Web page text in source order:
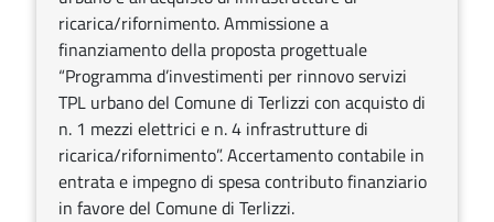
ricarica/rifornimento. Ammissione a
finanziamento della proposta progettuale
“Programma d’investimenti per rinnovo servizi
TPL urbano del Comune di Terlizzi con acquisto di
n. 1 mezzi elettrici e n. 4 infrastrutture di
ricarica/rifornimento”. Accertamento contabile in
entrata e impegno di spesa contributo finanziario
in favore del Comune di Terlizzi.